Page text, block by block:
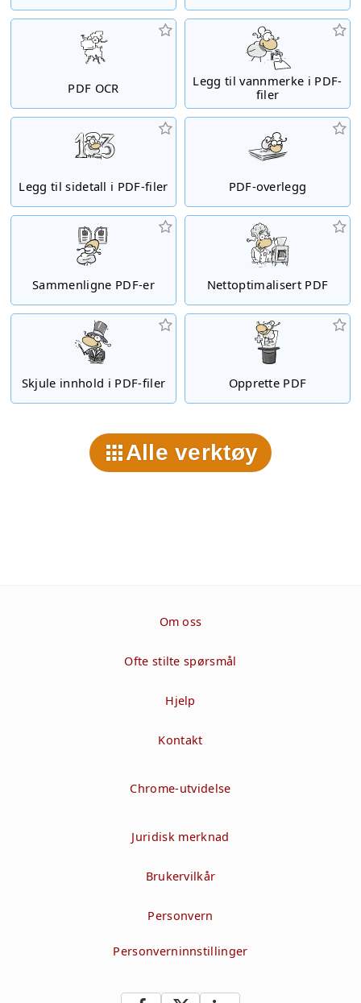
PDF OCR
Legg til vannmerke i PDF-
filer
Legg til sidetall i PDF-filer PDF-overlegg
Sammenligne PDF-er Nettoptimalisert PDF
Skjule innhold i PDF-filer Opprette PDF
Alle verktøy
Om oss
Ofte stilte spørsmål
Hjelp
Kontakt
Chrome-utvidelse
Juridisk merknad
Brukervilkår
Personvern
Personverninnstillinger